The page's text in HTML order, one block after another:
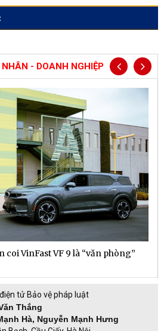
- DOANH NGHIỆP
coi VinFast VF 9 là “văn phòng”
tử Bảo vệ pháp luật
Thắng
Hà, Nguyễn Mạnh Hưng